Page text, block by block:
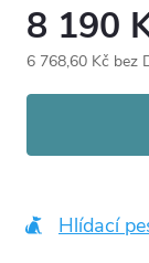
8 190
6 768,60 Kč bez
Hlídací